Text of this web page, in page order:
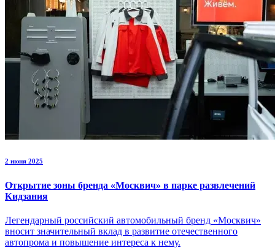
2 июня 2025
Открытие зоны бренда «Москвич» в парке развлечений
Кидзания
Легендарный российский автомобильный бренд «Москвич»
вносит значительный вклад в развитие отечественного
автопрома и повышение интереса к нему.